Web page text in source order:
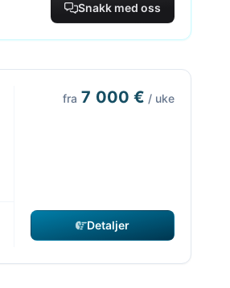
Snakk med oss
fra 7 000 € / uke
Detaljer